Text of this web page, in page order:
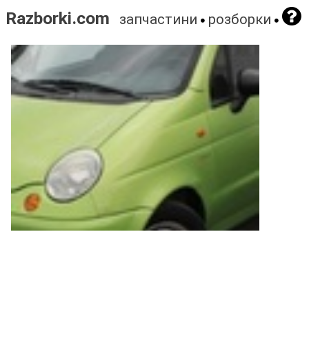
Razborki.com запчастини розборки